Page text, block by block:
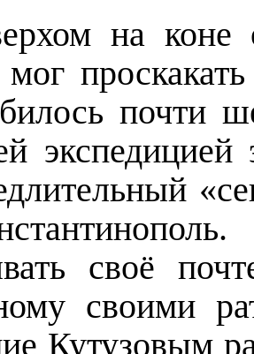
на коне
мог
почти
экспедицией
своё
своими
Кутузовым